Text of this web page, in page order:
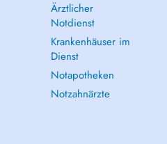
Ärztlicher
Notdienst
Krankenhäuser im
Dienst
Notapotheken
Notzahnärzte